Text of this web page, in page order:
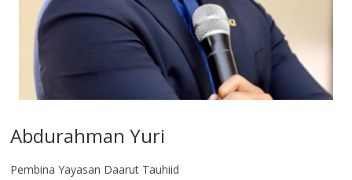
Abdurahman Yuri
Pembina Yayasan Daarut Tauhiid